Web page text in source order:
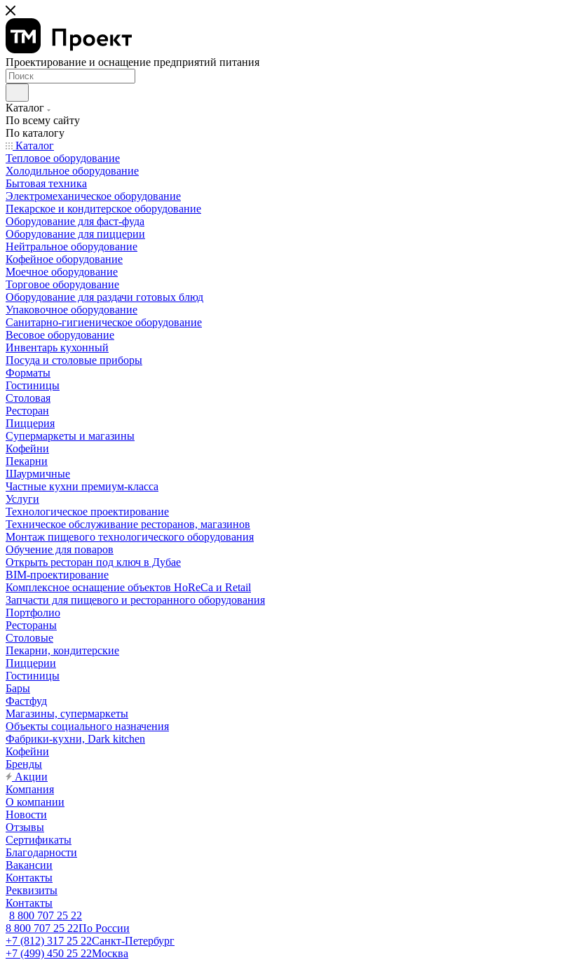
Проектирование и оснащение предприятий питания
Каталог
По всему сайту
По каталогу
Каталог
Тепловое оборудование
Холодильное оборудование
Бытовая техника
Электромеханическое оборудование
Пекарское и кондитерское оборудование
Оборудование для фаст-фуда
Оборудование для пиццерии
Нейтральное оборудование
Кофейное оборудование
Моечное оборудование
Торговое оборудование
Оборудование для раздачи готовых блюд
Упаковочное оборудование
Санитарно-гигиеническое оборудование
Весовое оборудование
Инвентарь кухонный
Посуда и столовые приборы
Форматы
Гостиницы
Столовая
Ресторан
Пиццерия
Супермаркеты и магазины
Кофейни
Пекарни
Шаурмичные
Частные кухни премиум-класса
Услуги
Технологическое проектирование
Техническое обслуживание ресторанов, магазинов
Монтаж пищевого технологического оборудования
Обучение для поваров
Открыть ресторан под ключ в Дубае
BIM-проектирование
Комплексное оснащение объектов HoReCa и Retail
Запчасти для пищевого и ресторанного оборудования
Портфолио
Рестораны
Столовые
Пекарни, кондитерские
Пиццерии
Гостиницы
Бары
Фастфуд
Магазины, супермаркеты
Объекты социального назначения
Фабрики-кухни, Dark kitchen
Кофейни
Бренды
Акции
Компания
О компании
Новости
Отзывы
Сертификаты
Благодарности
Вакансии
Контакты
Реквизиты
Контакты
8 800 707 25 22
8 800 707 25 22По России
+7 (812) 317 25 22Санкт-Петербург
+7 (499) 450 25 22Москва